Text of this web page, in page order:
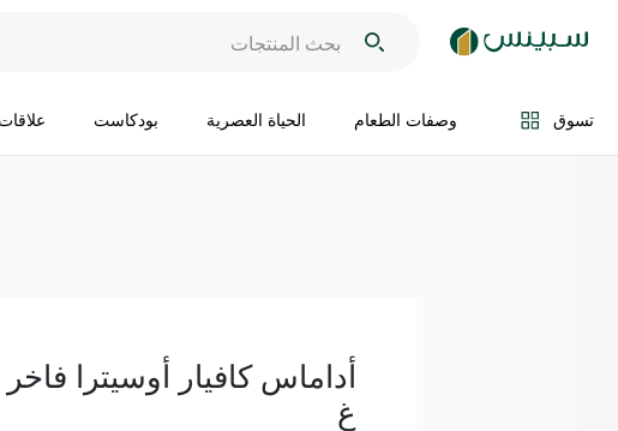
تسوق وصفات الطعام الحياة العصرية بودكاست
اضف الى السلة
غ